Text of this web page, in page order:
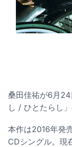
桑田佳祐が6月
し / ひとたらし
本作は2016年発
CDシングル。現